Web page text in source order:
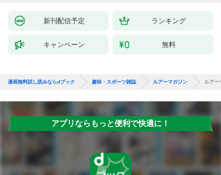
新刊配信予定 ランキング
キャンペーン 無料
漫画無料試し読みならdブック 趣味・スポーツ雑誌 ルアーマガジン ルアー
アプリならもっと便利で快適に！